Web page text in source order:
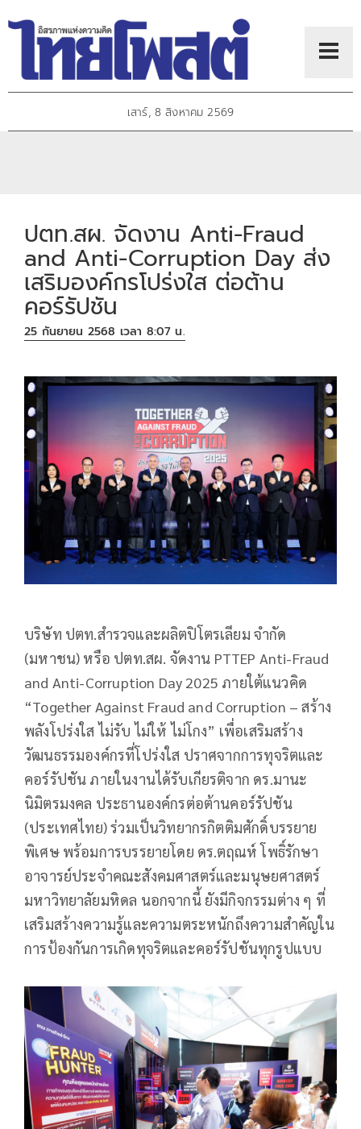
เสาร์, 8 สิงหาคม 2569
ปตท.สผ. จัดงาน Anti-Fraud
and Anti-Corruption Day ส่ง
เสริมองค์กรโปร่งใส ต่อต้าน
คอร์รัปชัน
25 กันยายน 2568 เวลา 8:07 น.
บริษัท ปตท.สำรวจและผลิตปิโตรเลียม จำกัด
(มหาชน) หรือ ปตท.สผ. จัดงาน PTTEP Anti-Fraud
and Anti-Corruption Day 2025 ภายใต้แนวคิด
“Together Against Fraud and Corruption – สร้าง
พลังโปร่งใส ไม่รับ ไม่ให้ ไม่โกง” เพื่อเสริมสร้าง
วัฒนธรรมองค์กรที่โปร่งใส ปราศจากการทุจริตและ
คอร์รัปชัน ภายในงานได้รับเกียรติจาก ดร.มานะ
นิมิตรมงคล ประธานองค์กรต่อต้านคอร์รัปชัน
(ประเทศไทย) ร่วมเป็นวิทยากรกิตติมศักดิ์บรรยาย
พิเศษ พร้อมการบรรยายโดย ดร.ตฤณห์ โพธิ์รักษา
อาจารย์ประจำคณะสังคมศาสตร์และมนุษยศาสตร์
มหาวิทยาลัยมหิดล นอกจากนี้ ยังมีกิจกรรมต่าง ๆ ที่
เสริมสร้างความรู้และความตระหนักถึงความสำคัญใน
การป้องกันการเกิดทุจริตและคอร์รัปชันทุกรูปแบบ